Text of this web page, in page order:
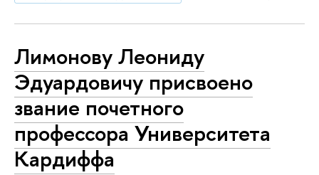
Лимонову Леониду
Эдуардовичу присвоено
звание почетного
профессора Университета
Кардиффа